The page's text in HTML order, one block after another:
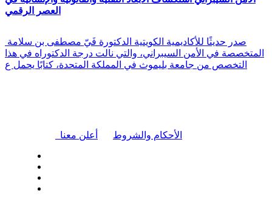
العصر الرقمي
المتخصصة في الأمن السيبراني، والتي نالت درجة الدكتوراه في هذا
التخصص من جامعة بليموث في المملكة المتحدة، كتابًا يحمل ع
أعلن معنا الأحكام والشروط